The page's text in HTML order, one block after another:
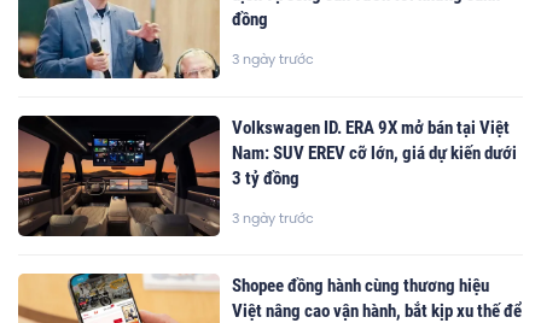
đồng
3 ngày trước
Volkswagen ID. ERA 9X mở bán tại Việt
Nam: SUV EREV cỡ lớn, giá dự kiến dưới
3 tỷ đồng
3 ngày trước
Shopee đồng hành cùng thương hiệu
Việt nâng cao vận hành, bắt kịp xu thế để